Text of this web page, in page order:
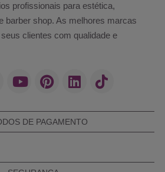
profissionais para estética,
barber shop. As melhores marcas
clientes com qualidade e
DE PAGAMENTO